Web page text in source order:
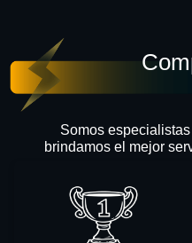
Somos
brindamos el mejor